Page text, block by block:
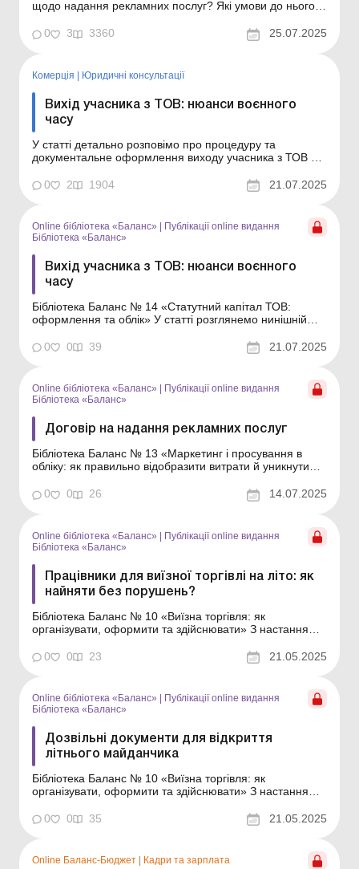
щодо надання рекламних послуг? Які умови до нього
застосована за порушення законодавства у сфері
реклами? Відповіді на ці запитання – у нашій статті.
0 3 3360 25.07.2025
Комерція | Юридичні консультації
Вихід учасника з ТОВ: нюанси воєнного
часу
У статті детально розповімо про процедуру та
документальне оформлення виходу учасника з ТОВ під
порядок виходу учасників із ТОВ на прикладі двох
поширених ситуацій, а саме: коли з товариства хоче
0 2 1904 21.07.2025
Online бібліотека «Баланс»
Публікації online видання
Бібліотека «Баланс»
Вихід учасника з ТОВ: нюанси воєнного
часу
Бібліотека Баланс № 14 «Статутний капітал ТОВ:
оформлення та облік» У статті розглянемо нинішній
поширених ситуацій, а саме: коли з товариства хоче
0 0 39 21.07.2025
Online бібліотека «Баланс»
Публікації online видання
Бібліотека «Баланс»
Договір на надання рекламних послуг
Бібліотека Баланс № 13 «Маркетинг і просування в
обліку: як правильно відобразити витрати й уникнути
реклами законодавством передбачено певні правила,
яких слід дотримуватись при укладанні договору на
0 0 26 14.07.2025
Online бібліотека «Баланс» | Публікації online видання
Бібліотека «Баланс»
Працівники для виїзної торгівлі на літо: як
найняти без порушень?
Бібліотека Баланс № 10 «Виїзна торгівля: як
організувати, оформити та здійснювати» З настанням
послуги під відкритим небом у багатьох роботодавців
виникає потреба найняти персонал для виїзної торгівлі
0 0 23 21.05.2025
Online бібліотека «Баланс» | Публікації online видання
Бібліотека «Баланс»
Дозвільні документи для відкриття
літнього майданчика
Бібліотека Баланс № 10 «Виїзна торгівля: як
організувати, оформити та здійснювати» З настанням
облаштовують літні майданчики. Попри те, що в
законодавстві відсутнє чітке визначення цього поняття,
0 0 35 21.05.2025
Online Баланс-Бюджет Кадри та зарплата